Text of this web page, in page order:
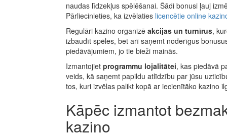
naudas līdzekļus spēlēšanai. Šādi bonusi ļauj
Pārliecinieties, ka izvēlaties licencētie online
Regulāri kazino organizē akcijas un turnīrus,
izbaudīt spēles, bet arī saņemt noderīgus
piedāvājumiem, jo tie bieži mainās.
Izmantojiet programmu lojalitātei, kas piedāvā
veids, kā saņemt papildu atlīdzību par jūsu
tos, kuri izvēlas palikt kopā ar iecienītāko kazino
Kāpēc izmantot
kazino